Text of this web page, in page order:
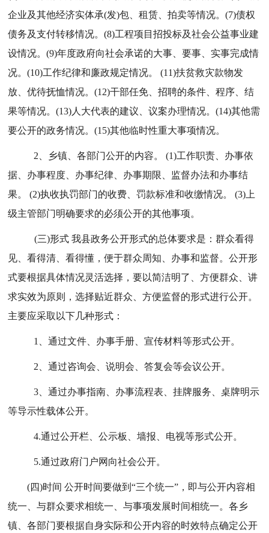
企业及其他经济实体承(发)包、租赁、拍卖等情况。(7)债权
债务及支付转移情况。(8)工程项目招投标及社会公益事业建
设情况。(9)年度政府向社会承诺的大事、要事、实事完成情
况。(10)工作纪律和廉政规定情况。 (11)扶贫救灾款物发
放、优待抚恤情况。(12)干部任免、招聘的条件、程序、结
果等情况。(13)人大代表的建议、议案办理情况。(14)其他需
要公开的政务情况。(1 5)其他临时性重大事项情况。
2、乡镇、各部门公开的内容。
(1)工作职责、办事依
据、办事程度、办事纪律、办事期限、监督办法和办事结
果。 (2)执收执罚部门的收费、罚款标准和收缴情况。 (3)上
级主管部门明确要求的必须公开的其他事项。
(三)形式 我县政务公开形式的总体要求是：群众看得
见、看得清、看得懂，便于群众周知、办事和监督。公开形
式要根据具体情况灵活选择，要以简洁明了、方便群众、讲
求实效为原则，选择贴近群众、方便监督的形式进行公开。
主要应采取以下几种形式：
1、通过文件、办事手册、宣传材料等形式公开。
2、通过咨询会、说明会、答复会等会议公开。
3、通过办事指南、办事流程表、挂牌服务、桌牌明示
等导示性载体公开。
4.通过公开栏、公示板、墙报 、电视等形式公开。
5.通过政府门户网向社会公开。
(四)时间 公开时间要做到“三个统一” ，即与公开内容相
统一、与群众要求相统一、与事项发展时间相统一。各乡
镇、各部门要根据自身实际和公开内容的时效特点确定公开